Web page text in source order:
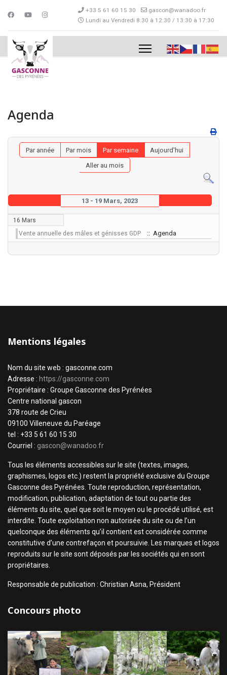
+33 5 61 60 15 30
gascon@wanadoo.fr
Lundi au Vendredi 8:30 à 12:30 / 13:30 à 17:30
Agenda
Par année Par mois Par semaine
Aujourd'hui
Aller au mois
13 - 19 Mars, 2023
16 Mars
Vente annuelle des mâles et génisses GDP
:: Agenda
Mentions légales
Nom du site web : gasconne.com
Adresse : https://gasconne.com
Propriétaire : Groupe Gasconne des Pyrénées
Centre national gascon
378 route de Crieu
09100 Villeneuve du Paréage
tel : +33 5 61 60 15 30
Courriel : gascon@wanadoo.fr
Tous les éléments accessibles sur le site (textes, images,
graphismes, logos etc.) restent la propriété exclusive du Groupe
Gasconne des Pyrénées. Toute reproduction, représentation,
modification, publication, adaptation de tout ou partie des
éléments du site, quel que soit le moyen ou le procédé utilisé, est
interdite. Toute exploitation non autorisée du site ou de l’un
quelconque des éléments qu’il contient est considérée comme
constitutive d’une contrefaçon et poursuivie. Les marques et logos
reproduits sur le site sont déposés par les sociétés qui en sont
propriétaires.
Responsable de publication : Christian Asna, Président
Concours photo